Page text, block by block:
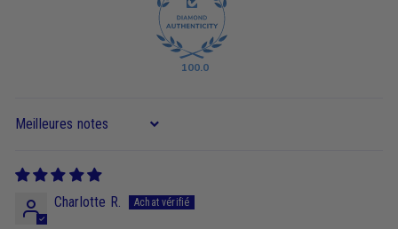
100.0
Sort by
Charlotte R.